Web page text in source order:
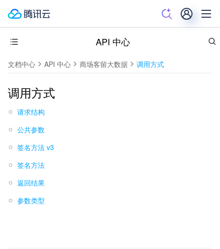
API 中心
文档中心 API 中心 商场客留大数据 调用方式
调用方式
请求结构
公共参数
签名方法 v3
签名方法
返回结果
参数类型